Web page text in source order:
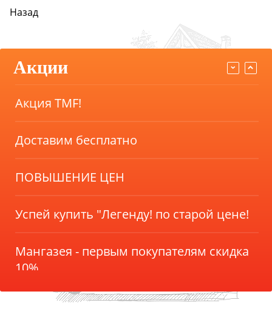
Акции
Успей купить "Легенду! по старой цене!
Мангазея - первым покупателям скидка
10%
Акция TMF!
Доставим бесплатно
ПОВЫШЕНИЕ ЦЕН
Успей купить "Легенду! по старой цене!
Мангазея - первым покупателям скидка
10%
Акция TMF!
Назад